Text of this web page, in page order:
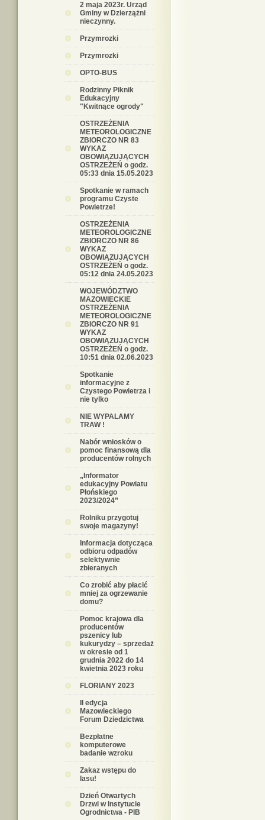
2 maja 2023r. Urząd
Gminy w Dzierzążni
nieczynny.
Przymrozki
Przymrozki
OPTO-BUS
Rodzinny Piknik
Edukacyjny
"Kwitnące ogrody"
OSTRZEŻENIA
METEOROLOGICZNE
ZBIORCZO NR 83
WYKAZ
OBOWIĄZUJĄCYCH
OSTRZEŻEŃ o godz.
05:33 dnia 15.05.2023
Spotkanie w ramach
programu Czyste
Powietrze!
OSTRZEŻENIA
METEOROLOGICZNE
ZBIORCZO NR 86
WYKAZ
OBOWIĄZUJĄCYCH
OSTRZEŻEŃ o godz.
05:12 dnia 24.05.2023
WOJEWÓDZTWO
MAZOWIECKIE
OSTRZEŻENIA
METEOROLOGICZNE
ZBIORCZO NR 91
WYKAZ
OBOWIĄZUJĄCYCH
OSTRZEŻEŃ o godz.
10:51 dnia 02.06.2023
Spotkanie
informacyjne z
Czystego Powietrza i
nie tylko
NIE WYPALAMY
TRAW !
Nabór wniosków o
pomoc finansową dla
producentów rolnych
„Informator
edukacyjny Powiatu
Płońskiego
2023/2024”
Rolniku przygotuj
swoje magazyny!
Informacja dotycząca
odbioru odpadów
selektywnie
zbieranych
Co zrobić aby płacić
mniej za ogrzewanie
domu?
Pomoc krajowa dla
producentów
pszenicy lub
kukurydzy – sprzedaż
w okresie od 1
grudnia 2022 do 14
kwietnia 2023 roku
FLORIANY 2023
II edycja
Mazowieckiego
Forum Dziedzictwa
Bezpłatne
komputerowe
badanie wzroku
Zakaz wstępu do
lasu!
Dzień Otwartych
Drzwi w Instytucie
Ogrodnictwa - PIB